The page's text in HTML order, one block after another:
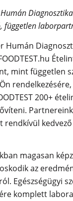
független
Humán
mint független
200+
rendkívül
magasan
az
Egészségügyi
komplett